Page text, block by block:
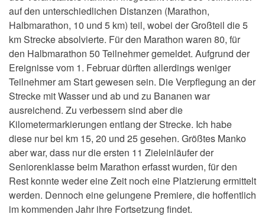
auf den unterschiedlichen Distanzen (Marathon,
Halbmarathon, 10 und 5 km) teil, wobei der Großteil die 5
km Strecke absolvierte. Für den Marathon waren 80, für
den Halbmarathon 50 Teilnehmer gemeldet. Aufgrund der
Ereignisse vom 1. Februar dürften allerdings weniger
Teilnehmer am Start gewesen sein. Die Verpflegung an der
Strecke mit Wasser und ab und zu Bananen war
ausreichend. Zu verbessern sind aber die
Kilometermarkierungen entlang der Strecke. Ich habe
diese nur bei km 15, 20 und 25 gesehen. Größtes Manko
aber war, dass nur die ersten 11 Zieleinläufer der
Seniorenklasse beim Marathon erfasst wurden, für den
Rest konnte weder eine Zeit noch eine Platzierung ermittelt
werden. Dennoch eine gelungene Premiere, die hoffentlich
im kommenden Jahr ihre Fortsetzung findet.